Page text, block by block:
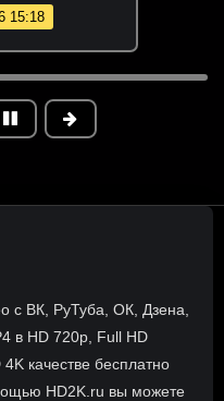
15:18
с ВК, РуТуба, ОК, Дзена,
в HD 720p, Full HD
качестве бесплатно
HD2K.ru вы можете